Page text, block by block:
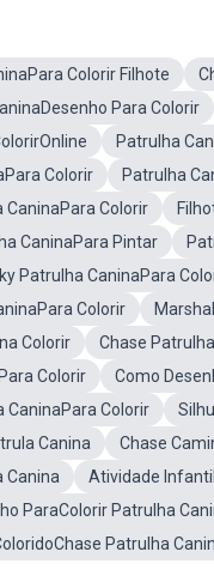
Colorir Filhote
Para Colorir
Patrulha
Colorir Patrulha
CaninaPara Colorir
CaninaPara Pintar
Patrulha CaninaPara
Colorir
Colorir
Chase
Colorir Como
CaninaPara Colorir
Canina
Chase
Canina Atividade
ParaColorir Patrulha
Patrulha